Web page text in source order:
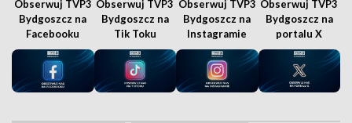
Obserwuj TVP3
Bydgoszcz na
Facebooku
Obserwuj TVP3
Bydgoszcz na
Tik Toku
Obserwuj TVP3
Bydgoszcz na
Instagramie
Obserwuj TVP3
Bydgoszcz na
portalu X